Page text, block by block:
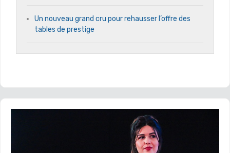
Un nouveau grand cru pour rehausser l’offre des
tables de prestige